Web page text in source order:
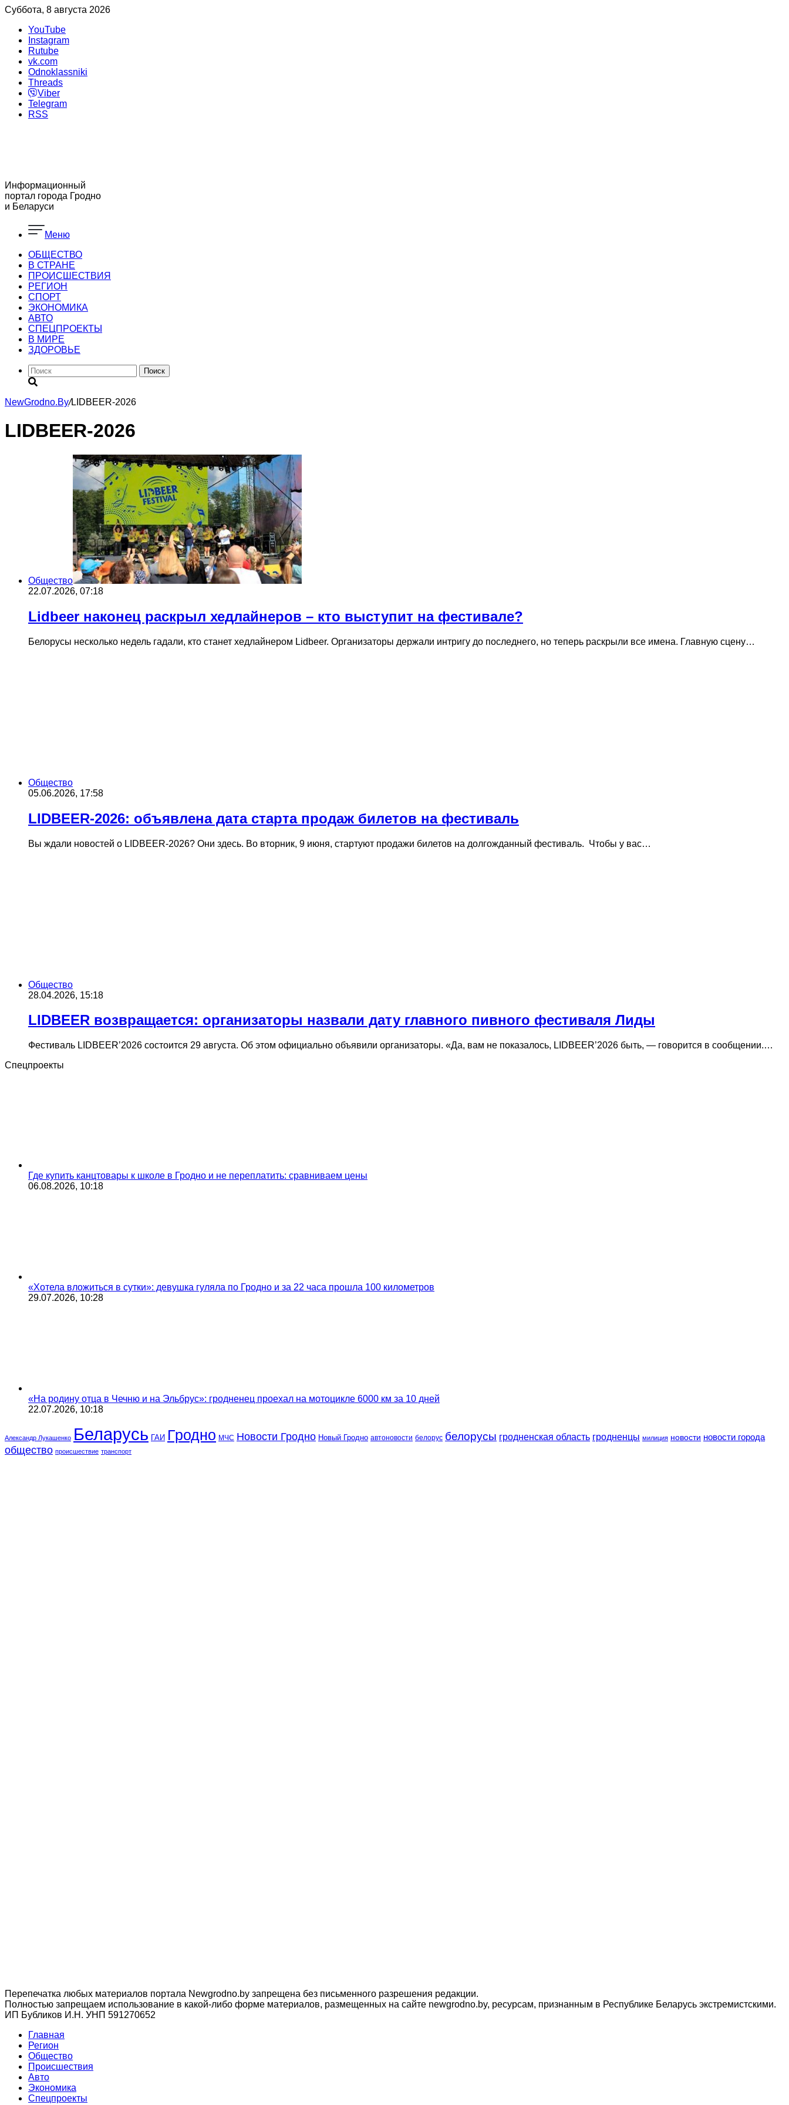
Суббота, 8 августа 2026
YouTube
Instagram
Rutube
vk.com
Odnoklassniki
Threads
Viber
Telegram
RSS
Информационный
портал города Гродно
и Беларуси
Меню
ОБЩЕСТВО
В СТРАНЕ
ПРОИСШЕСТВИЯ
РЕГИОН
CПОРТ
ЭКОНОМИКА
АВТО
СПЕЦПРОЕКТЫ
В МИРЕ
ЗДОРОВЬЕ
Поиск
NewGrodno.By/LIDBEER-2026
LIDBEER-2026
Общество
22.07.2026, 07:18
Lidbeer наконец раскрыл хедлайнеров – кто выступит на фестивале?
Белорусы несколько недель гадали, кто станет хедлайнером Lidbeer. Организаторы держали интригу до последнего, но теперь раскрыли все имена. Главную сцену…
Общество
05.06.2026, 17:58
LIDBEER-2026: объявлена дата старта продаж билетов на фестиваль
Вы ждали новостей о LIDBEER-2026? Они здесь. Во вторник, 9 июня, стартуют продажи билетов на долгожданный фестиваль. Чтобы у вас…
Общество
28.04.2026, 15:18
LIDBEER возвращается: организаторы назвали дату главного пивного фестиваля Лиды
Фестиваль LIDBEER’2026 состоится 29 августа. Об этом официально объявили организаторы. «Да, вам не показалось, LIDBEER’2026 быть, — говорится в сообщении.…
Спецпроекты
Где купить канцтовары к школе в Гродно и не переплатить: сравниваем цены
06.08.2026, 10:18
«Хотела вложиться в сутки»: девушка гуляла по Гродно и за 22 часа прошла 100 километров
29.07.2026, 10:28
«На родину отца в Чечню и на Эльбрус»: гродненец проехал на мотоцикле 6000 км за 10 дней
22.07.2026, 10:18
Александр Лукашенко Беларусь ГАИ Гродно МЧС Новости Гродно Новый Гродно автоновости белорус белорусы гродненская область гродненцы милиция новости новости города
общество происшествие транспорт
Перепечатка любых материалов портала Newgrodno.by запрещена без письменного разрешения редакции.
Полностью запрещаем использование в какой-либо форме материалов, размещенных на сайте newgrodno.by, ресурсам, признанным в Республике Беларусь экстремистскими.
ИП Бубликов И.Н. УНП 591270652
Главная
Регион
Общество
Происшествия
Авто
Экономика
Спецпроекты